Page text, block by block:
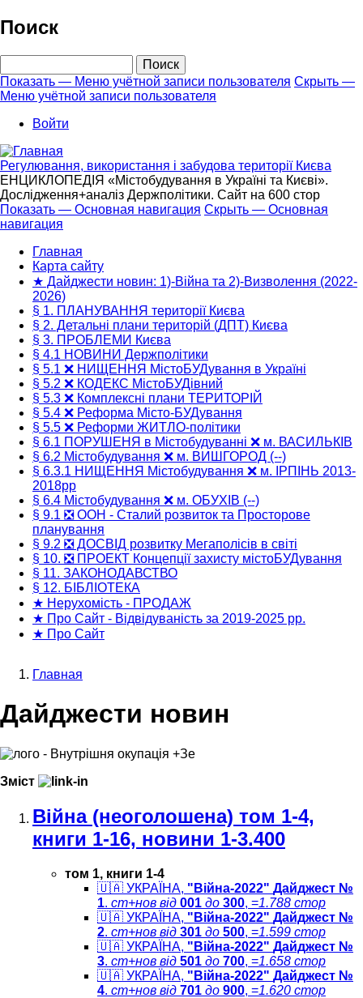
Перейти
к
основному
Поиск
Меню
учётной
записи
пользователя
Показать — Меню учётной записи пользователя Скрыть —
Меню учётной записи пользователя
Войти
Регулювання, використання і забудова території Києва
ЕНЦИКЛОПЕДІЯ «Містобудування в Україні та Києві».
Дослідження+аналіз Держполітики. Сайт на 600 стор
Основная
навигация
Показать — Основная навигация Скрыть — Основная
навигация
Главная
Карта сайту
★ Дайджести новин: 1)-Війна та 2)-Визволення (2022-
2026)
§ 1. ПЛАНУВАННЯ території Києва
§ 2. Детальні плани територій (ДПТ) Києва
§ 3. ПРОБЛЕМИ Києва
§ 4.1 НОВИНИ Держполітики
§ 5.1 ❌ НИЩЕННЯ МістоБУДування в Україні
§ 5.2 ❌ КОДЕКС МістоБУДівний
§ 5.3 ❌ Комплексні плани ТЕРИТОРІЙ
§ 5.4 ❌ Реформа Місто-БУДування
§ 5.5 ❌ Реформи ЖИТЛО-політики
§ 6.1 ПОРУШЕНЯ в Містобудуванні ❌ м. ВАСИЛЬКІВ
§ 6.2 Містобудування ❌ м. ВИШГОРОД (--)
§ 6.3.1 НИЩЕННЯ Містобудування ❌ м. ІРПІНЬ 2013-
2018рр
§ 6.4 Містобудування ❌ м. ОБУХІВ (--)
§ 9.1 ❎ ООН - Сталий розвиток та Просторове
планування
§ 9.2 ❎ ДОСВІД розвитку Мегаполісів в світі
§ 10. ❎ ПРОЕКТ Концепції захисту містоБУДування
§ 11. ЗАКОНОДАВСТВО
§ 12. БІБЛІОТЕКА
★ Нерухомість - ПРОДАЖ
★ Про Сайт - Відвідуваність за 2019-2025 рр.
★ Про Сайт
навигации
Главная
Дайджести новин
Зміст
Війна (неоголошена) том 1-4,
книги 1-16, новини 1-3.400
том 1, книги 1-4
🇺🇦 УКРАЇНА, "Війна-2022" Дайджест №
1. ст+нов від 001 до 300, =1.788 стор
🇺🇦 УКРАЇНА, "Війна-2022" Дайджест №
2. ст+нов від 301 до 500, =1.599 стор
🇺🇦 УКРАЇНА, "Війна-2022" Дайджест №
3. ст+нов від 501 до 700, =1.658 стор
🇺🇦 УКРАЇНА, "Війна-2022" Дайджест №
4. ст+нов від 701 до 900, =1.620 стор